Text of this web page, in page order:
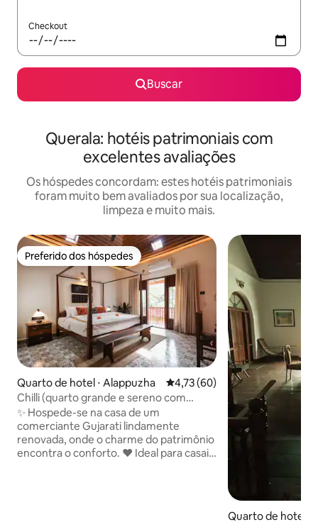
Checkout
Buscar
Querala: hotéis patrimoniais com
excelentes avaliações
Os hóspedes concordam: estes hotéis patrimoniais
foram muito bem avaliados por sua localização,
limpeza e muito mais.
Preferido dos hóspedes
Preferido dos hóspedes
Quarto de hotel ⋅ Alappuzha 4,73 de uma avaliação média
4,73 (60)
Chilli (quarto grande e sereno com
varanda privativa)
✨ Hospede-se na casa de um
comerciante Gujarati lindamente
renovada, onde o charme do patrimônio
encontra o conforto. ❤️ Ideal para casais
Quarto de hotel ⋅